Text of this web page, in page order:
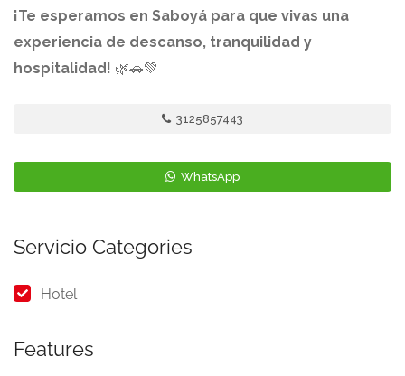
¡Te esperamos en Saboyá para que vivas una
experiencia de descanso, tranquilidad y
hospitalidad! 🌿🚗💚
3125857443
WhatsApp
Servicio Categories
Hotel
Features